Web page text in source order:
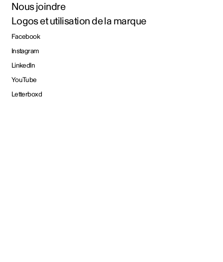
Nous joindre
Logos et utilisation de la marque
Facebook
Instagram
LinkedIn
YouTube
Letterboxd